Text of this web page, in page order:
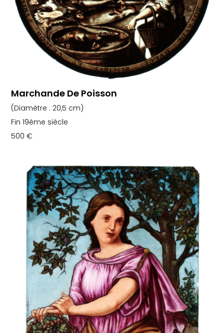
Marchande De Poisson
(Diamètre : 20,5 cm)
Fin 19ème siècle
500€